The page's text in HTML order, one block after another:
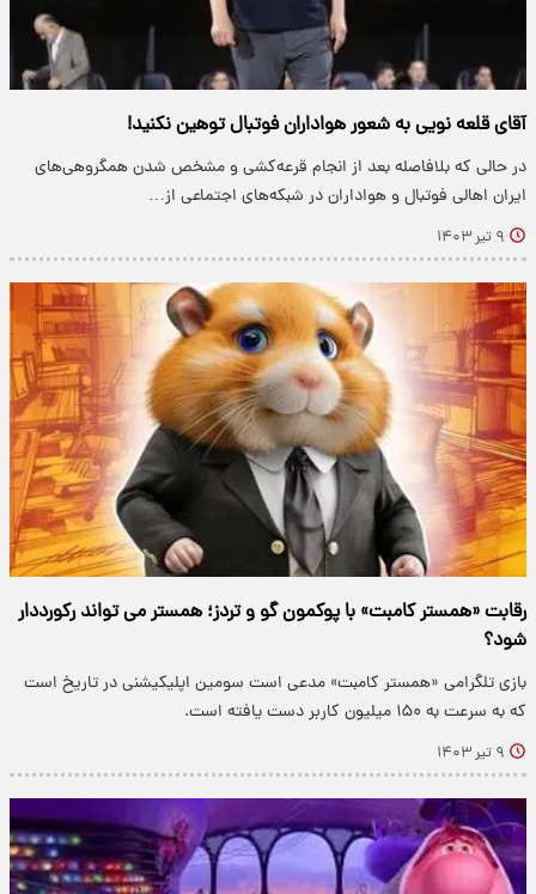
آقای قلعه نویی به شعور هواداران فوتبال توهین نکنید!
در حالی که بلافاصله بعد از انجام قرعه‌کشی و مشخص شدن همگروهی‌های
ایران اهالی فوتبال و هواداران در شبکه‌های اجتماعی از…
۹ تیر ۱۴۰۳
رقابت «همستر کامبت» با پوکمون گو و تردز؛ همستر می تواند رکورددار
شود؟
بازی تلگرامی «همستر کامبت» مدعی است سومین اپلیکیشنی در تاریخ است
که به سرعت به ۱۵۰ میلیون کاربر دست یافته است.
۹ تیر ۱۴۰۳